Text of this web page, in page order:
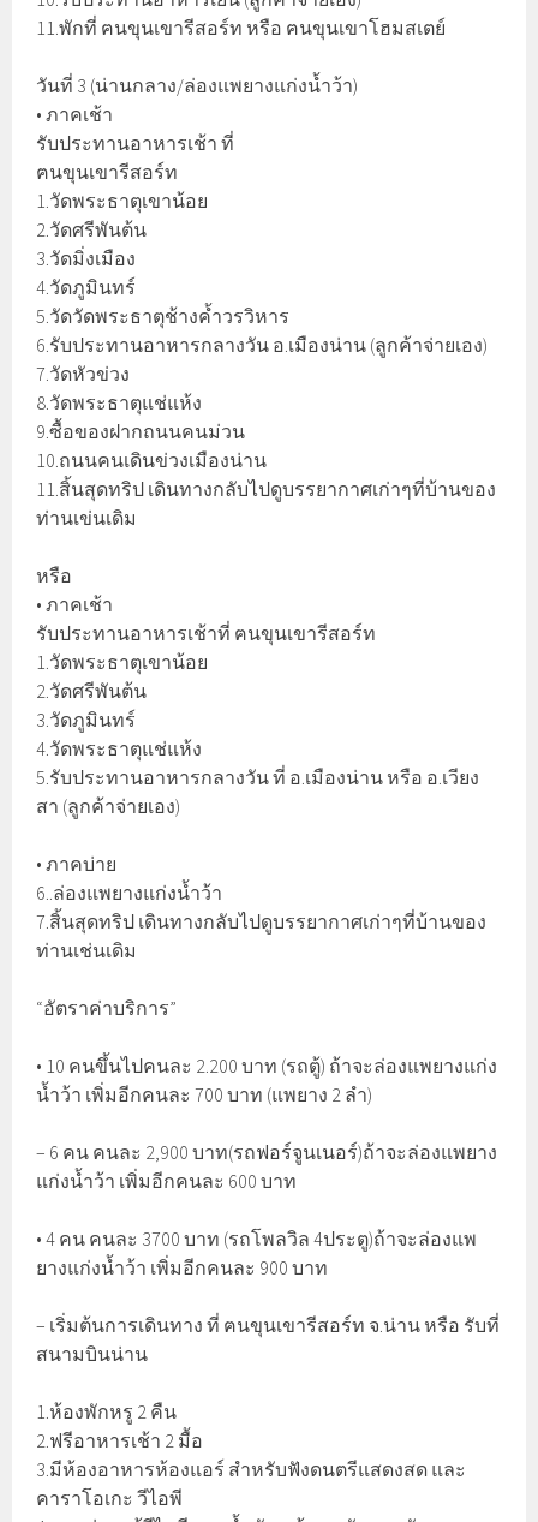
11.พักที่ ฅนขุนเขารีสอร์ท หรือ ฅนขุนเขาโฮมสเตย์
วันที่ 3 (น่านกลาง/ล่องแพยางแก่งน้ำว้า)
• ภาคเช้า
รับประทานอาหารเช้า ที่
ฅนขุนเขารีสอร์ท
1.วัดพระธาตุเขาน้อย
2.วัดศรีพันต้น
3.วัดมิ่งเมือง
4.วัดภูมินทร์
5.วัดวัดพระธาตุช้างค้ำวรวิหาร
6.รับประทานอาหารกลางวัน อ.เมืองน่าน (ลูกค้าจ่ายเอง)
7.วัดหัวข่วง
8.วัดพระธาตุแช่แห้ง
9.ซื้อของฝากถนนคนม่วน
10.ถนนคนเดินข่วงเมืองน่าน
11.สิ้นสุดทริป เดินทางกลับไปดูบรรยากาศเก่าๆที่บ้านของ
ท่านเข่นเดิม
หรือ
• ภาคเช้า
รับประทานอาหารเช้าที่ ฅนขุนเขารีสอร์ท
1.วัดพระธาตุเขาน้อย
2.วัดศรีพันต้น
3.วัดภูมินทร์
4.วัดพระธาตุแช่แห้ง
5.รับประทานอาหารกลางวัน ที่ อ.เมืองน่าน หรือ อ.เวียง
สา (ลูกค้าจ่ายเอง)
• ภาคบ่าย
6..ล่องแพยางแก่งน้ำว้า
7.สิ้นสุดทริป เดินทางกลับไปดูบรรยากาศเก่าๆที่บ้านของ
ท่านเช่นเดิม
“อัตราค่าบริการ”
• 10 คนขึ้นไปคนละ 2.200 บาท (รถตู้) ถ้าจะล่องแพยางแก่ง
น้ำว้า เพิ่มอีกคนละ 700 บาท (แพยาง 2 ลำ)
– 6 คน คนละ 2,900 บาท(รถฟอร์จูนเนอร์)ถ้าจะล่องแพยาง
แก่งน้ำว้า เพิ่มอีกคนละ 600 บาท
• 4 คน คนละ 3700 บาท (รถโพลวิล 4ประตู)ถ้าจะล่องแพ
ยางแก่งน้ำว้า เพิ่มอีกคนละ 900 บาท
– เริ่มต้นการเดินทาง ที่ ฅนขุนเขารีสอร์ท จ.น่าน หรือ รับที่
สนามบินน่าน
1.ห้องพักหรู 2 คืน
2.ฟรีอาหารเช้า 2 มื้อ
3.มีห้องอาหารห้องแอร์ สำหรับฟังดนตรีแสดงสด และ
คาราโอเกะ วีไอพี